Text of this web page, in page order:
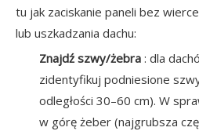
tu jak zaciskanie paneli bez
lub uszkadzania dachu:
Znajdź szwy/żebra : dla
zidentyfikuj podniesione
odległości 30–60 cm). W
w górę żeber (najgrubsza